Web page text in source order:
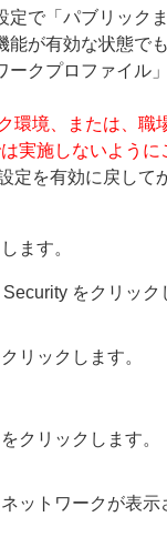
定で「パブリッ
能が有効な状態で
ークプロファイル
環境、または、職
実施しないように
定を有効に戻して
ます。
をクリッ
リックします。
クリックします。
ットワークが表